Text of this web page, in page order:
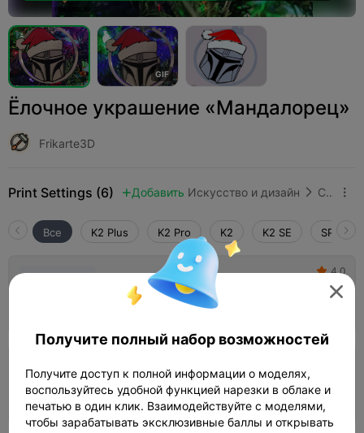
GIF
Ёлочное украшение «Мандалорец»
Frikarte3D
Print Settings (6)  Добавить Искусство и дизайн  Скульптуры и произведения искусства 
Все K2 Plus K2 Pro K2 K2 SE SPARKX
0,2 мм слой, 2 стенки, 15% заполнения
 39m 45s  1 plates
 4.0
0,2 мм слой, 2 стенки, 10% заполнения
 37m 03s  1 plates  17.05g

Получите полный набор возможностей
Получите доступ к полной информации о моделях,
воспользуйтесь удобной функцией нарезки в облаке и
печатью в один клик. Взаимодействуйте с моделями,
чтобы зарабатывать эксклюзивные баллы и открывать